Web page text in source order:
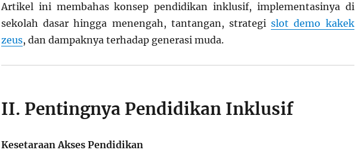
Artikel ini membahas konsep pendidikan inklusif, implementasinya di
sekolah dasar hingga menengah, tantangan, strategislot demo kakek
zeus, dan dampaknya terhadap generasi muda.
II. Pentingnya Pendidikan Inklusif
Kesetaraan Akses Pendidikan